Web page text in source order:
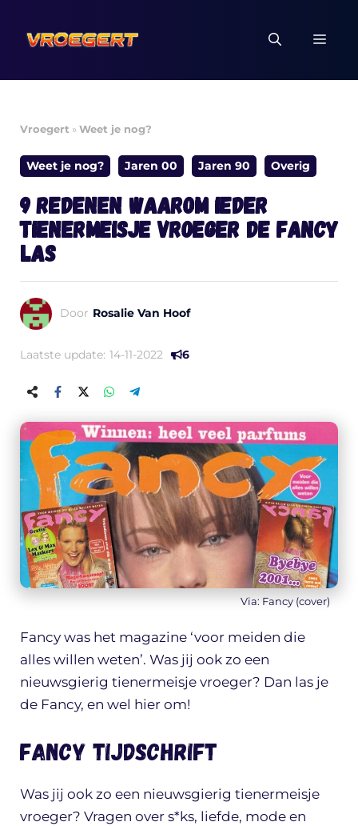
naar
inhoud
Vroegert »Weet je nog?
Weet je nog? Jaren 00 Jaren 90 Overig
9 redenen waarom ieder
tienermeisje vroeger de Fancy
las
Door Rosalie Van Hoof
Laatste update: 14-11-2022 6
Via: Fancy (cover)
Fancy was het magazine ‘voor meiden die
alles willen weten’. Was jij ook zo een
nieuwsgierig tienermeisje vroeger? Dan las je
de Fancy, en wel hier om!
Fancy tijdschrift
Was jij ook zo een nieuwsgierig tienermeisje
vroeger? Vragen over s*ks, liefde, mode en